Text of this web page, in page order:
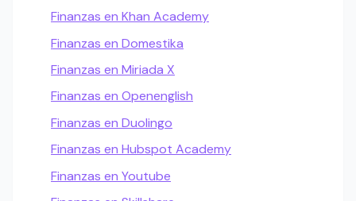
Finanzas en Khan Academy
Finanzas en Domestika
Finanzas en Miriada X
Finanzas en Openenglish
Finanzas en Duolingo
Finanzas en Hubspot Academy
Finanzas en Youtube